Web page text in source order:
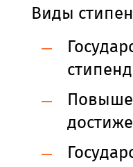
Виды